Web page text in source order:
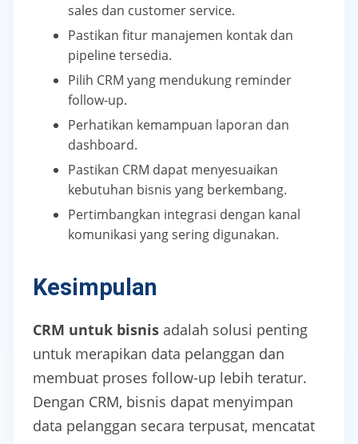
sales dan customer service.
Pastikan fitur manajemen kontak dan
pipeline tersedia.
Pilih CRM yang mendukung reminder
follow-up.
Perhatikan kemampuan laporan dan
dashboard.
Pastikan CRM dapat menyesuaikan
kebutuhan bisnis yang berkembang.
Pertimbangkan integrasi dengan kanal
komunikasi yang sering digunakan.
Kesimpulan
CRM untuk bisnis adalah solusi penting
untuk merapikan data pelanggan dan
membuat proses follow-up lebih teratur.
Dengan CRM, bisnis dapat menyimpan
data pelanggan secara terpusat, mencatat